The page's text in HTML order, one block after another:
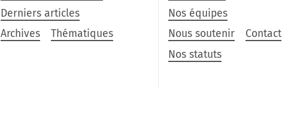
Derniers articles
Archives
Thématiques
Nos équipes
Nous soutenir
Contact
Nos statuts